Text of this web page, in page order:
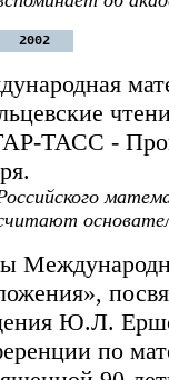
2002
ТАСС -
Ю.Л.
по